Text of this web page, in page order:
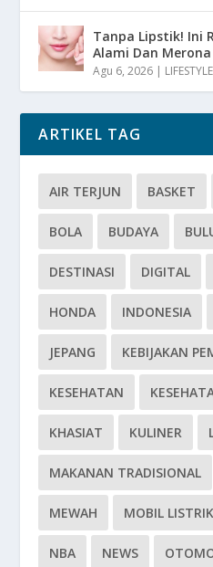
Tanpa Lipstik! Ini
Alami Dan Merona
Agu 6, 2026 | LIFESTYLE
ARTIKEL TAG
AIR TERJUN BASKET
BOLA BUDAYA
DESTINASI DIGITAL
HONDA INDONESIA
JEPANG KEBIJAKAN
KESEHATAN
KHASIAT KULINER
MAKANAN TRADISIONAL
MEWAH MOBIL LISTRIK
NBA NEWS